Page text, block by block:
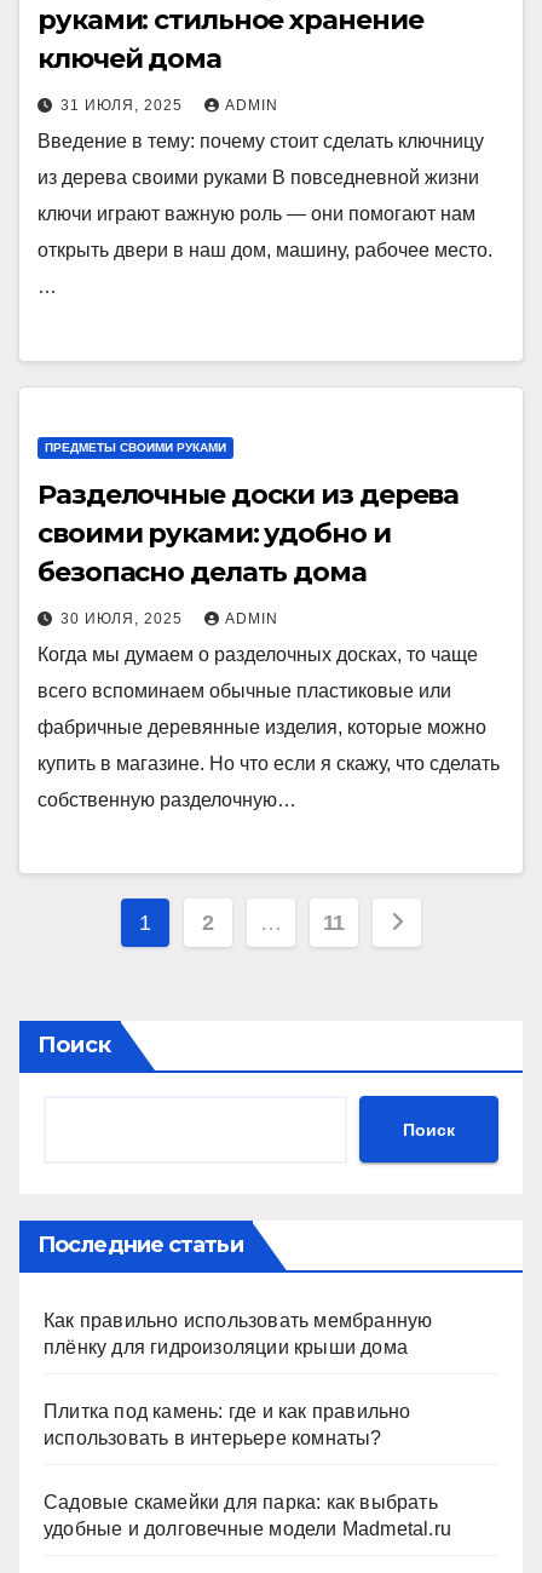
руками: стильное хранение
ключей дома
31 ИЮЛЯ, 2025 ADMIN
Введение в тему: почему стоит сделать ключницу
из дерева своими руками В повседневной жизни
ключи играют важную роль — они помогают нам
открыть двери в наш дом, машину, рабочее место.
…
ПРЕДМЕТЫ СВОИМИ РУКАМИ
Разделочные доски из дерева
своими руками: удобно и
безопасно делать дома
30 ИЮЛЯ, 2025 ADMIN
Когда мы думаем о разделочных досках, то чаще
всего вспоминаем обычные пластиковые или
фабричные деревянные изделия, которые можно
купить в магазине. Но что если я скажу, что сделать
собственную разделочную…
Пагинация
1 2 … 11
Поиск
Поиск
Последние статьи
Как правильно использовать мембранную
плёнку для гидроизоляции крыши дома
Плитка под камень: где и как правильно
использовать в интерьере комнаты?
Садовые скамейки для парка: как выбрать
удобные и долговечные модели Madmetal.ru